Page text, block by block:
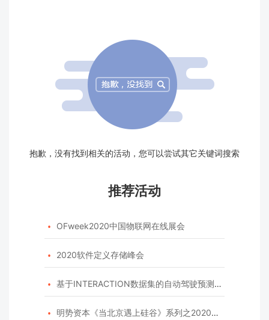
抱歉，没有找到相关的活动，您可以尝试其它关键词搜索
推荐活动
 OFweek2020中国物联网在线展会
 2020软件定义存储峰会
 基于INTERACTION数据集的自动驾驶预测模型挑战赛
 明势资本《当北京遇上硅谷》系列之2020年度开源峰会